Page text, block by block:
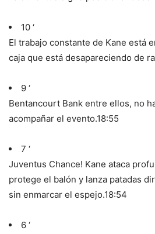
10 ‘
El trabajo constante de Kane está
caja que está desapareciendo de
9 ‘
Bentancourt Bank entre ellos, no
acompañar el evento.18:55
7 ‘
Juventus Chance! Kane ataca
protege el balón y lanza patadas
sin enmarcar el espejo.18:54
6 ‘